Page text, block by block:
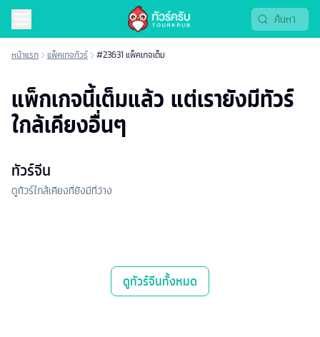
หน้าแรก แพ็คเกจทัวร์ #23631 แพ็คเกจเต็ม
แพ็กเกจนี้เต็มแล้ว แต่เรายังมีทัวร์
ใกล้เคียงอื่นๆ
ทัวร์จีน
ดูทัวร์ใกล้เคียงที่ยังมีที่ว่าง
ดูทัวร์จีนทั้งหมด